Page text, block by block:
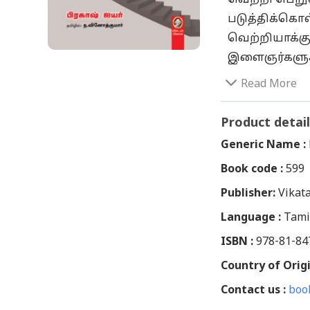
நீருக்கும்,
ஒரு சின்ன
டெண்டுல்கர்,
தேவையான
Read More
Product
Generic Name :
Book code : 599
Publisher:
Language :
ISBN : 978-81-
Country of
Contact us :